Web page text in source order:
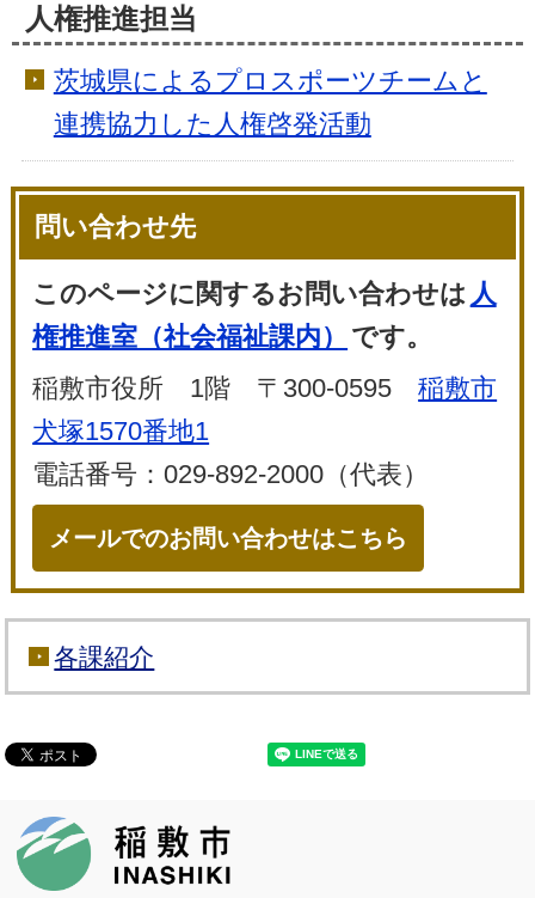
人権推進担当
茨城県によるプロスポーツチームと
連携協力した人権啓発活動
問い合わせ先
このページに関するお問い合わせは 人
権推進室（社会福祉課内）
です。
稲敷市役所 1階 〒300-0595稲敷市
犬塚1570番地1
電話番号：029-892-2000（代表）
メールでのお問い合わせはこちら
各課紹介